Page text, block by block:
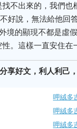
不出來的，我們
好說，無法給他回
境的顯現不都是虛
。這樣一直安住在
分享好文，利人利己
呷絨多
呷絨多
呷絨多